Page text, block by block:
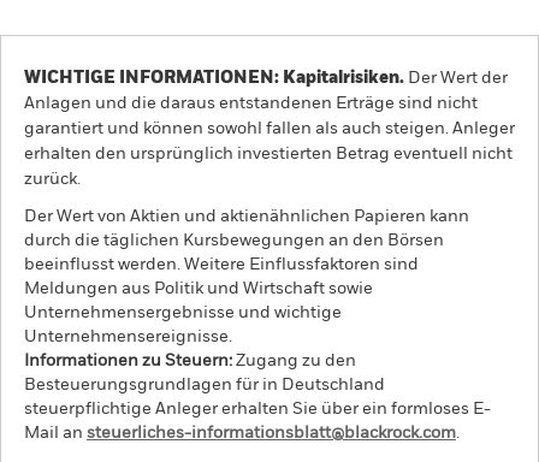
WICHTIGE INFORMATIONEN: Kapitalrisiken. Der Wert der
Anlagen und die daraus entstandenen Erträge sind nicht
garantiert und können sowohl fallen als auch steigen. Anleger
erhalten den ursprünglich investierten Betrag eventuell nicht
zurück.
Der Wert von Aktien und aktienähnlichen Papieren kann
durch die täglichen Kursbewegungen an den Börsen
beeinflusst werden. Weitere Einflussfaktoren sind
Meldungen aus Politik und Wirtschaft sowie
Unternehmensergebnisse und wichtige
Unternehmensereignisse.
Informationen zu Steuern: Zugang zu den
Besteuerungsgrundlagen für in Deutschland
steuerpflichtige Anleger erhalten Sie über ein formloses E-
Mail an steuerliches-informationsblatt@blackrock.com.